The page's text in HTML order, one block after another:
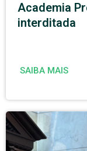
Academia
interditada
SAIBA MAIS